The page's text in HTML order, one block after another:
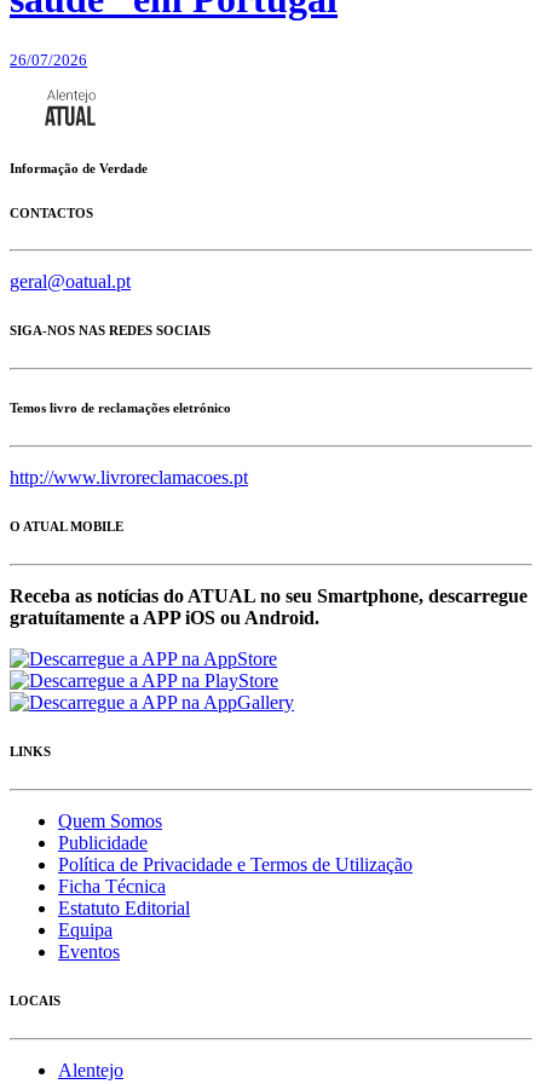
26/07/2026
Informação de Verdade
CONTACTOS
geral@oatual.pt
SIGA-NOS NAS REDES SOCIAIS
Temos livro de reclamações eletrónico
http://www.livroreclamacoes.pt
O ATUAL MOBILE
Receba as notícias do ATUAL no seu Smartphone, descarregue
gratuítamente a APP iOS ou Android.
LINKS
Quem Somos
Publicidade
Política de Privacidade e Termos de Utilização
Ficha Técnica
Estatuto Editorial
Equipa
Eventos
LOCAIS
Alentejo